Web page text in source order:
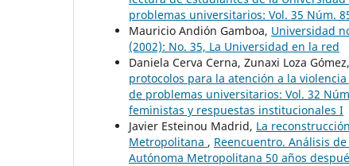
problemas universitarios: Vol. 35 Núm.
Mauricio Andión Gamboa, Universidad
(2002): No. 35, La Universidad en la red
Daniela Cerva Cerna, Zunaxi Loza Gómez,
protocolos para la atención a la
de problemas universitarios: Vol. 32
feministas y respuestas institucionales I
Javier Esteinou Madrid, La
Metropolitana , Reencuentro. Análisis
Autónoma Metropolitana 50 años